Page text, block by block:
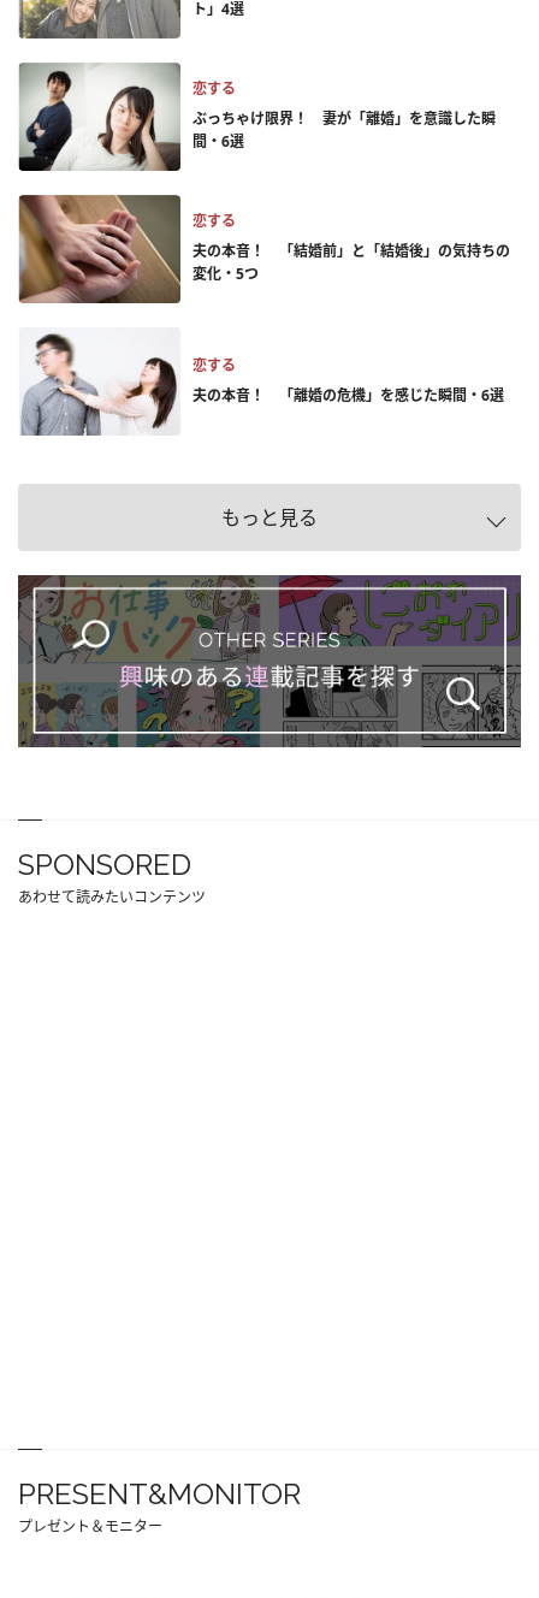
ト」4選
恋する
ぶっちゃけ限界！ 妻が「離婚」を意識した瞬
間・6選
恋する
夫の本音！ 「結婚前」と「結婚後」の気持ちの
変化・5つ
恋する
夫の本音！ 「離婚の危機」を感じた瞬間・6選
もっと見る
SPONSORED
あわせて読みたいコンテンツ
PRESENT&MONITOR
プレゼント＆モニター